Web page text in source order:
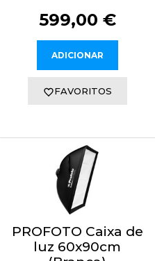
599,00 €
ADICIONAR
FAVORITOS
PROFOTO Caixa de
luz 60x90cm